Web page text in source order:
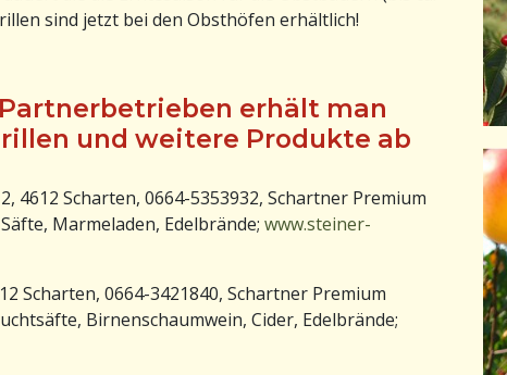
sind jetzt bei den Obsthöfen erhältlich!
erhält man
und weitere Produkte ab
4612 Scharten, 0664-5353932, Schartner Premium
Marmeladen, Edelbrände; www.steiner-
Scharten, 0664-3421840, Schartner Premium
Birnenschaumwein, Cider, Edelbrände;